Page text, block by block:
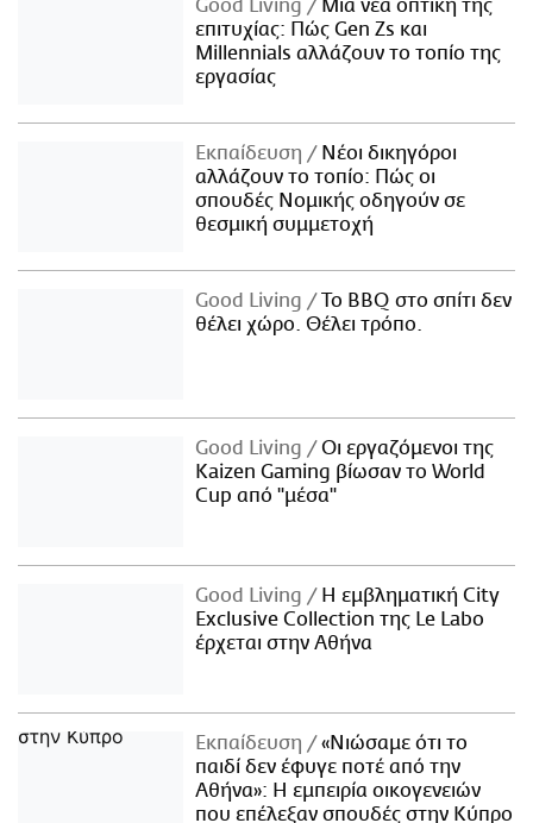
Good Living
Μια νέα οπτική της
επιτυχίας: Πώς Gen Zs και
Millennials αλλάζουν το τοπίο της
εργασίας
Εκπαίδευση
Νέοι δικηγόροι
αλλάζουν το τοπίο: Πώς οι
σπουδές Νομικής οδηγούν σε
θεσμική συμμετοχή
Good Living
Το BBQ στο σπίτι δεν
θέλει χώρο. Θέλει τρόπο.
Good Living
Οι εργαζόμενοι της
Kaizen Gaming βίωσαν το World
Cup από "μέσα"
Good Living
Η εμβληματική City
Exclusive Collection της Le Labo
έρχεται στην Αθήνα
Εκπαίδευση
«Νιώσαμε ότι το
παιδί δεν έφυγε ποτέ από την
Αθήνα»: Η εμπειρία οικογενειών
που επέλεξαν σπουδές στην Κύπρο